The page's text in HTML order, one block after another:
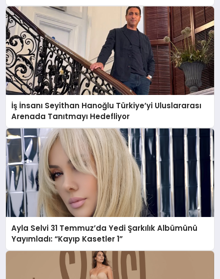
İş İnsanı Seyithan Hanoğlu Türkiye’yi Uluslararası
Arenada Tanıtmayı Hedefliyor
Ayla Selvi 31 Temmuz’da Yedi Şarkılık Albümünü
Yayımladı: “Kayıp Kasetler 1”